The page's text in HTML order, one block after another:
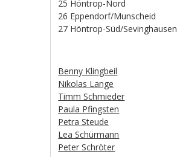
25 Höntrop-Nord
26 Eppendorf/Munscheid
27 Höntrop-Süd/Sevinghausen
Benny Klingbeil
Nikolas Lange
Timm Schmieder
Paula Pfingsten
Petra Steude
Lea Schürmann
Peter Schröter